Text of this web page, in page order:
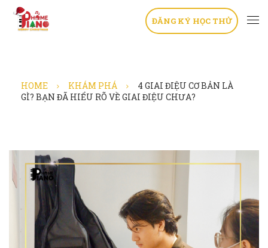
ĐĂNG KÝ HỌC THỬ
HOME KHÁM PHÁ
4 GIAI ĐIỆU CƠ BẢN LÀ
GÌ? BẠN ĐÃ HIỂU RÕ VỀ GIAI ĐIỆU CHƯA?